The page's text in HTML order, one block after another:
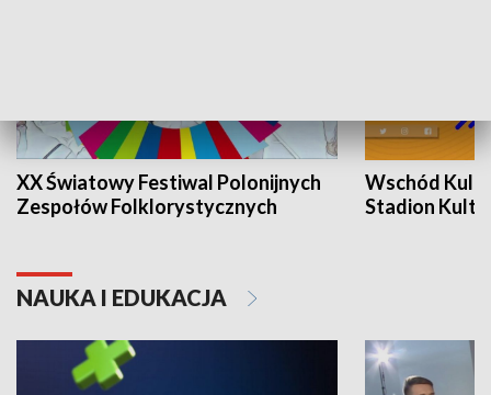
XX Światowy Festiwal Polonijnych
Zespołów Folklorystycznych
Wschód
Stadion
NAUKA I EDUKACJA